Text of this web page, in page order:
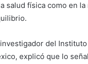
salud física como en
del
explicó que lo